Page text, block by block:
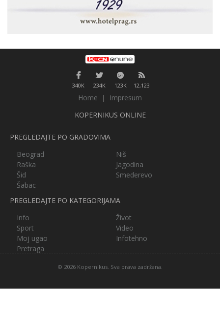
340K 234K 123K 12,123
Home |
Impresum
KOPERNIKUS ONLINE
PREGLEDAJTE PO GRADOVIMA
Beograd
Niš
Raška
Jagodina
Šid
Smederevo
Šabac
PREGLEDAJTE PO KATEGORIJAMA
Info
Život
Sport
Video
Moj ugao
Infotehno
Pretraga
© 2026 Kopernikus. Sva prava zadržana.